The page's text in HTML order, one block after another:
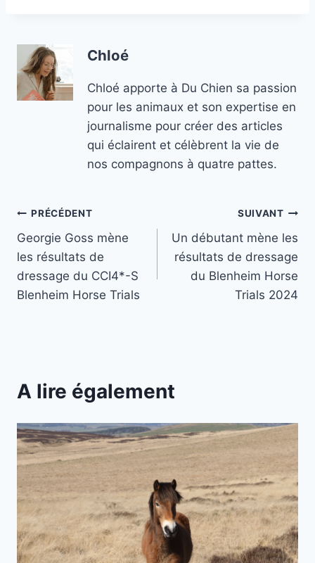
Chloé
Chloé apporte à Du Chien sa passion
pour les animaux et son expertise en
journalisme pour créer des articles
qui éclairent et célèbrent la vie de
nos compagnons à quatre pattes.
Navigation
de
l’article
PRÉCÉDENT
Georgie Goss mène
les résultats de
dressage du CCI4*-S
Blenheim Horse Trials
SUIVANT
Un débutant mène les
résultats de dressage
du Blenheim Horse
Trials 2024
A lire également